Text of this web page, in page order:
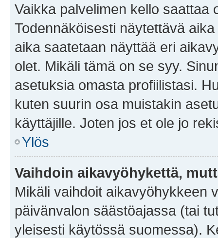
Vaikka palvelimen kello saattaa
Todennäköisesti näytettävä
aika saatetaan näyttää eri
olet. Mikäli tämä on se syy.
asetuksia omasta profiilistasi.
kuten suurin osa muistakin
käyttäjille. Joten jos et ole jo
Ylös
Vaihdoin aikavyöhykettä,
Mikäli vaihdoit aikavyöhykkeen
päivänvalon säästöajassa (tai
yleisesti käytössä suomessa).